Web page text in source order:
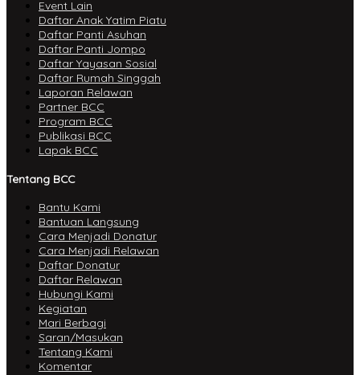
Event Lain
Daftar Anak Yatim Piatu
Daftar Panti Asuhan
Daftar Panti Jompo
Daftar Yayasan Sosial
Daftar Rumah Singgah
Laporan Relawan
Partner BCC
Program BCC
Publikasi BCC
Lapak BCC
Tentang BCC
Bantu Kami
Bantuan Langsung
Cara Menjadi Donatur
Cara Menjadi Relawan
Daftar Donatur
Daftar Relawan
Hubungi Kami
Kegiatan
Mari Berbagi
Saran/Masukan
Tentang Kami
Komentar